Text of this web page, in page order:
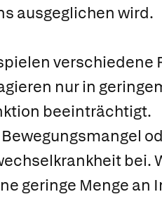
ausgeglichen wird.
verschiedene
nur in
beeinträchtigt.
bei.
geringe Menge an